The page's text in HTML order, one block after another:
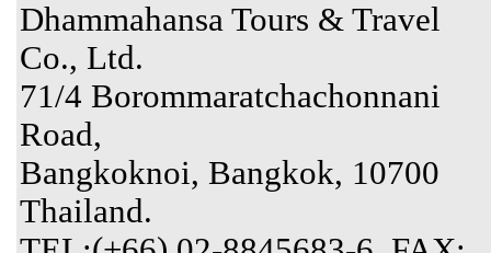
Dhammahansa Tours & Travel
Co., Ltd.
71/4 Borommaratchachonnani
Road,
Bangkoknoi, Bangkok, 10700
Thailand.